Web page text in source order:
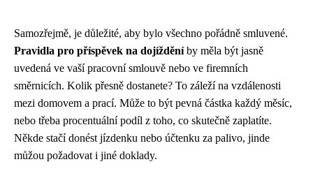
Samozřejmě, je důležité, aby bylo všechno pořádně smluvené.
Pravidla pro příspěvek na dojížděníby měla být jasně
uvedená ve vaší pracovní smlouvě nebo ve firemních
směrnicích. Kolik přesně dostanete? To záleží na vzdálenosti
mezi domovem a prací. Může to být pevná částka každý měsíc,
nebo třeba procentuální podíl z toho, co skutečně zaplatíte.
Někde stačí donést jízdenku nebo účtenku za palivo, jinde
můžou požadovat i jiné doklady.